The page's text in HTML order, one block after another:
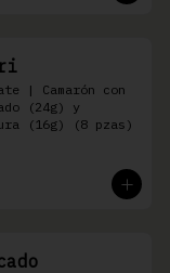
| Camarón con
(24g) y
(16g) (8 pzas)